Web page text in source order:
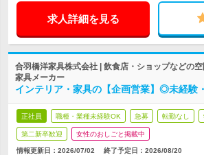
求人詳細を見る
合羽橋洋家具株式会社 | 飲食店・ショップなどの
家具メーカー
インテリア・家具の【企画営業】◎未経験
正社員 職種・業種未経験OK 急募 転勤なし
第二新卒歓迎 女性のおしごと掲載中
情報更新日：2026/07/02 終了予定日： 2026/08/20